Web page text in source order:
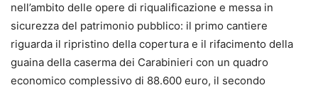
nell’ambito delle opere di riqualificazione e messa in
sicurezza del patrimonio pubblico: il primo cantiere
riguarda il ripristino della copertura e il rifacimento della
guaina della caserma dei Carabinieri con un quadro
economico complessivo di 88.600 euro, il secondo